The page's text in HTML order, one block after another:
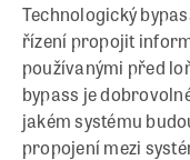
Technologický
řízení propojit
používanými před
bypass je
jakém systému
propojení mezi